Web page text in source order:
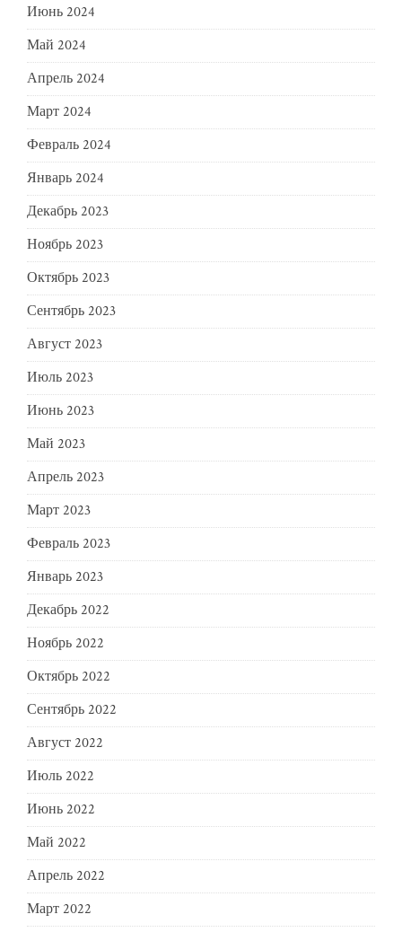
Июнь 2024
Май 2024
Апрель 2024
Март 2024
Февраль 2024
Январь 2024
Декабрь 2023
Ноябрь 2023
Октябрь 2023
Сентябрь 2023
Август 2023
Июль 2023
Июнь 2023
Май 2023
Апрель 2023
Март 2023
Февраль 2023
Январь 2023
Декабрь 2022
Ноябрь 2022
Октябрь 2022
Сентябрь 2022
Август 2022
Июль 2022
Июнь 2022
Май 2022
Апрель 2022
Март 2022